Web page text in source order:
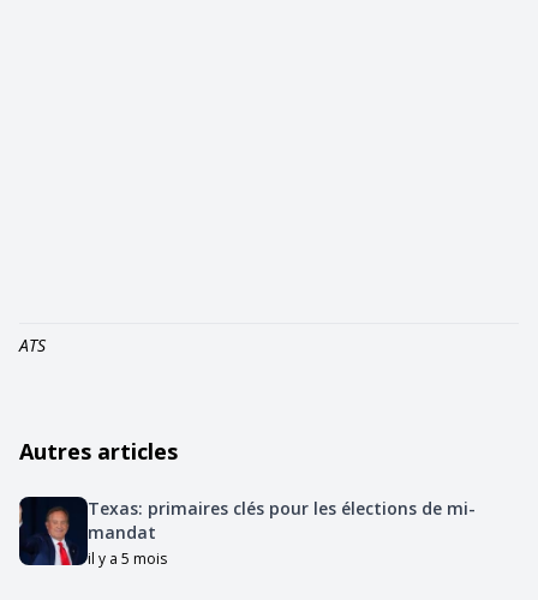
ATS
Autres articles
Texas: primaires clés pour les élections de mi-
mandat
il y a 5 mois